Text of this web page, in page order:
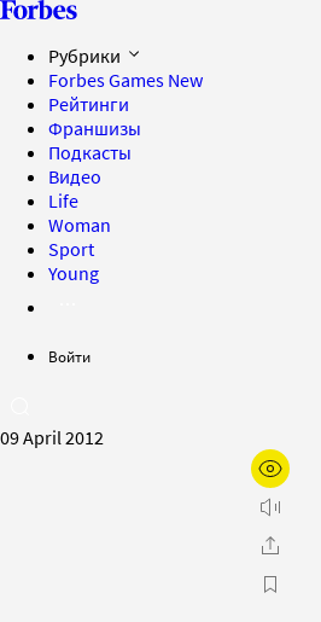
Рубрики
Forbes Games New
Рейтинги
Франшизы
Подкасты
Видео
Life
Woman
Sport
Young
Войти
09 April 2012